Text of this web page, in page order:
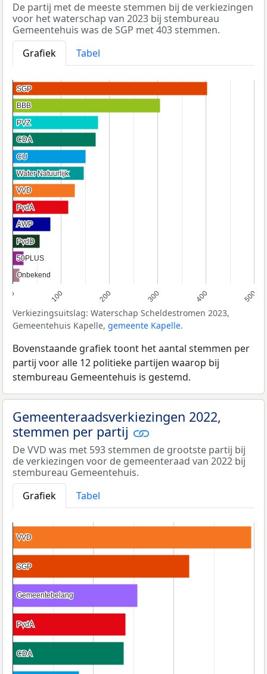
De partij met de meeste stemmen bij de verkiezingen
voor het waterschap van 2023 bij stembureau
Gemeentehuis was de SGP met 403 stemmen.
Grafiek
Tabel
0 100 200 300 400 500
SGP
SGP
BBB
BBB
PVZ
PVZ
CDA
CDA
CU
CU
Water Natuurlijk
Water Natuurlijk
VVD
VVD
PvdA
PvdA
AWP
AWP
PvdD
PvdD
50PLUS
50PLUS
Onbekend
Onbekend
Verkiezingsuitslag: Waterschap Scheldestromen 2023,
Gemeentehuis Kapelle, gemeente Kapelle.
Bovenstaande grafiek toont het aantal stemmen per
partij voor alle 12 politieke partijen waarop bij
stembureau Gemeentehuis is gestemd.
Gemeenteraadsverkiezingen 2022,
stemmen per partij
De VVD was met 593 stemmen de grootste partij bij
de verkiezingen voor de gemeenteraad van 2022 bij
stembureau Gemeentehuis.
Grafiek
Tabel
VVD
VVD
SGP
SGP
Gemeentebelang
Gemeentebelang
PvdA
PvdA
CDA
CDA